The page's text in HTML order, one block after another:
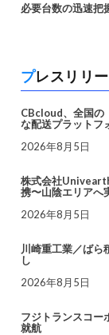
必要台数の迅速把
プレスリリ
CBcloud、全国の
な配送プラットフ
2026年8月5日
株式会社
携〜山陰エリアへ
2026年8月5日
川崎重工業／ばら
し
2026年8月5日
フジトランスコー
就航